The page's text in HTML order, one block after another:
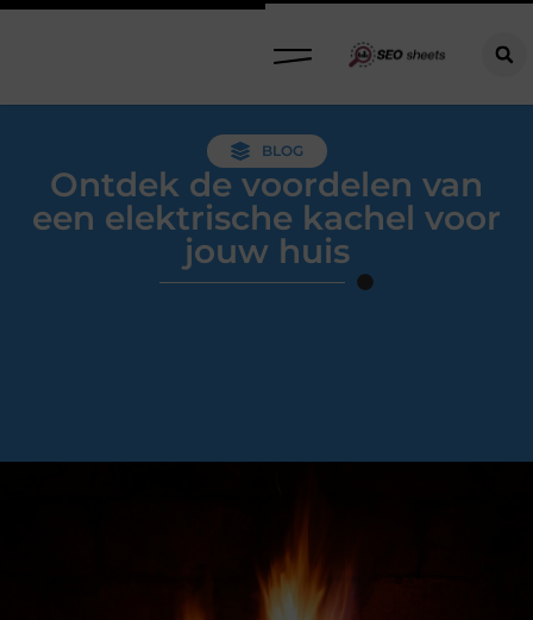
BLOG
Ontdek de voordelen van
een elektrische kachel voor
jouw huis